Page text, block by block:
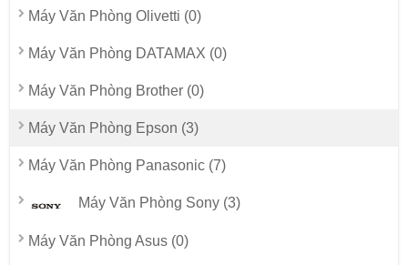
Máy Văn Phòng Olivetti (0)
Máy Văn Phòng DATAMAX (0)
Máy Văn Phòng Brother (0)
Máy Văn Phòng Epson (3)
Máy Văn Phòng Panasonic (7)
Máy Văn Phòng Sony (3)
Máy Văn Phòng Asus (0)